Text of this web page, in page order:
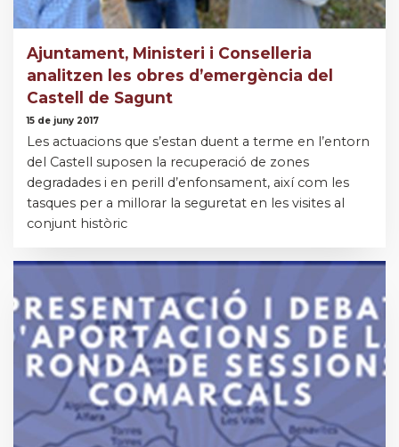
Ajuntament, Ministeri i Conselleria
analitzen les obres d’emergència del
Castell de Sagunt
15 de juny 2017
Les actuacions que s’estan duent a terme en l’entorn
del Castell suposen la recuperació de zones
degradades i en perill d’enfonsament, així com les
tasques per a millorar la seguretat en les visites al
conjunt històric